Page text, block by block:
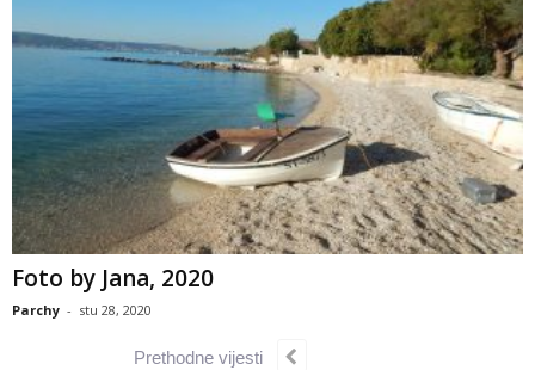
Foto by Jana, 2020
Parchy - stu 28, 2020
Prethodne vijesti